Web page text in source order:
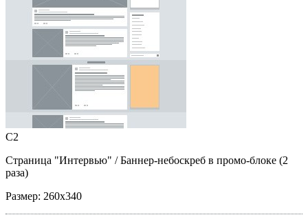
C2
Страница "Интервью" / Баннер-небоскреб в промо-блоке (2
раза)
Размер: 260x340